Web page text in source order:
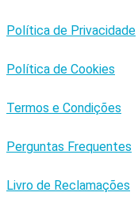
Política de Privacidade
Política de Cookies
Termos e Condições
Perguntas Frequentes
Livro de Reclamações